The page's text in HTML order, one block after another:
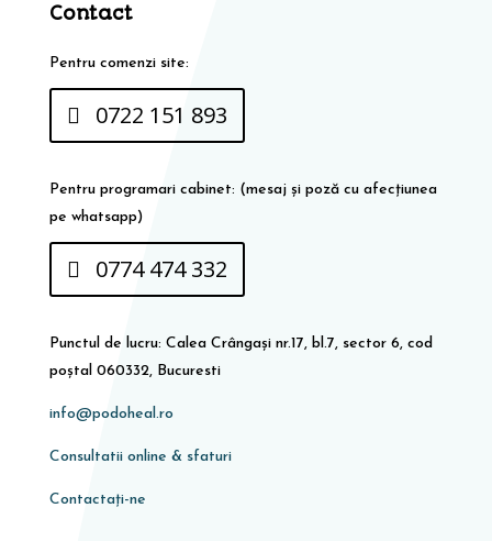
Contact
Pentru comenzi site:
0722 151 893
Pentru programari cabinet: (mesaj și poză cu afecțiunea
pe whatsapp)
0774 474 332
Punctul de lucru: Calea Crângași nr.17, bl.7, sector 6, cod
poștal 060332, Bucuresti
info@podoheal.ro
Consultatii online & sfaturi
Contactați-ne